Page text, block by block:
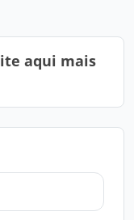
aqui mais